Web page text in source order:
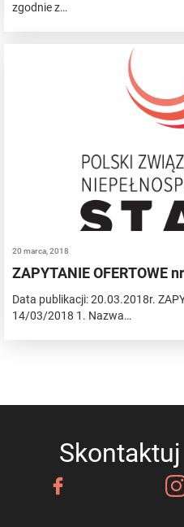
zgodnie z…
20 marca, 2018
ZAPYTANIE OFERTOWE
Data publikacji: 20.03.2018r.
14/03/2018 1. Nazwa…